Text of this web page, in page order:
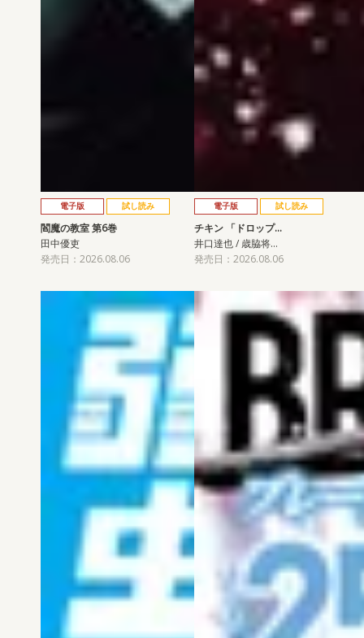
電子版 試し読み
閻魔の教室 第6巻
田中優吏
発売日：2026.08.06
電子版 試し読み
チキン 「ドロップ…
井口達也 / 歳脇将…
発売日：2026.08.06